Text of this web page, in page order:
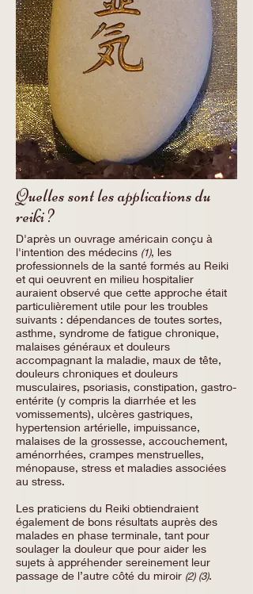
Quelles sont les applications du
reiki ?
D'après un ouvrage américain conçu à
l'intention des médecins (1), les
professionnels de la santé formés au Reiki
et qui oeuvrent en milieu hospitalier
auraient observé que cette approche était
particulièrement utile pour les troubles
suivants : dépendances de toutes sortes,
asthme, syndrome de fatigue chronique,
malaises généraux et douleurs
accompagnant la maladie, maux de tête,
douleurs chroniques et douleurs
musculaires, psoriasis, constipation, gastro-
entérite (y compris la diarrhée et les
vomissements), ulcères gastriques,
hypertension artérielle, impuissance,
malaises de la grossesse, accouchement,
aménorrhées, crampes menstruelles,
ménopause, stress et maladies associées
au stress.
Les praticiens du Reiki obtiendraient
également de bons résultats auprès des
malades en phase terminale, tant pour
soulager la douleur que pour aider les
sujets à appréhender sereinement leur
passage de l’autre côté du miroir (2) (3).